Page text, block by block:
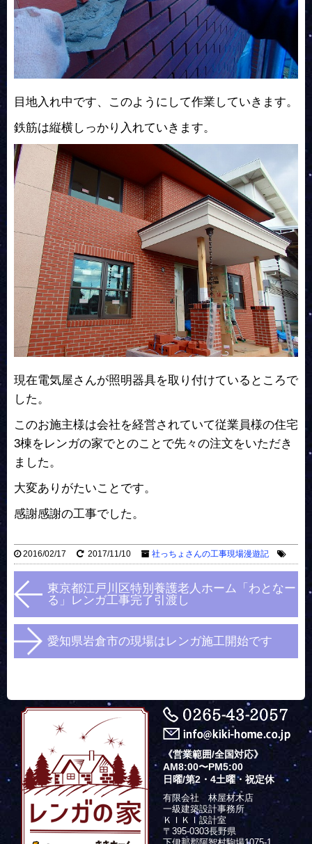
目地入れ中です、このようにして作業していきます。
鉄筋は縦横しっかり入れていきます。
現在電気屋さんが照明器具を取り付けているところで
した。
このお施主様は会社を経営されていて従業員様の住宅
3棟をレンガの家でとのことで先々の注文をいただき
ました。
大変ありがたいことです。
感謝感謝の工事でした。
2016/02/17 2017/11/10 社っちょさんの工事現場漫遊記
東京都江戸川区特別養護老人ホーム「わとなー
る」レンガ工事完了引渡し
愛知県岩倉市の現場はレンガ施工開始です
《営業範囲/全国対応》
AM8:00〜PM5:00
日曜/第2・4土曜・祝定休
有限会社 林屋材木店
一級建築設計事務所
ＫＩＫＩ設計室
〒395-0303長野県